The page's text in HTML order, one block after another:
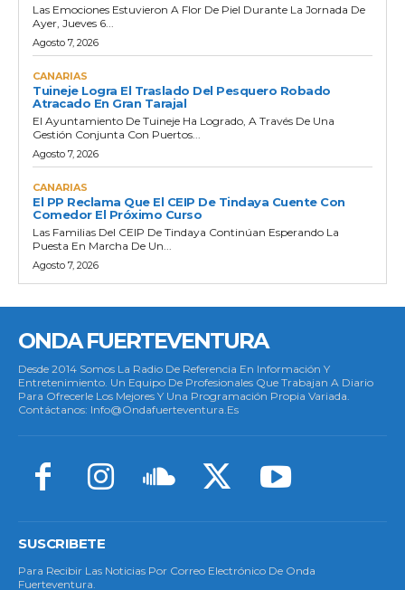
Las Emociones Estuvieron A Flor De Piel Durante La Jornada De
Ayer, Jueves 6...
Agosto 7, 2026
CANARIAS
Tuineje Logra El Traslado Del Pesquero Robado
Atracado En Gran Tarajal
El Ayuntamiento De Tuineje Ha Logrado, A Través De Una
Gestión Conjunta Con Puertos...
Agosto 7, 2026
CANARIAS
El PP Reclama Que El CEIP De Tindaya Cuente Con
Comedor El Próximo Curso
Las Familias Del CEIP De Tindaya Continúan Esperando La
Puesta En Marcha De Un...
Agosto 7, 2026
ONDA FUERTEVENTURA
Desde 2014 Somos La Radio De Referencia En Información Y
Entretenimiento. Un Equipo De Profesionales Que Trabajan A Diario
Para Ofrecerle Los Mejores Y Una Programación Propia Variada.
Contáctanos: Info@ondafuerteventura.es
SUSCRIBETE
Para Recibir Las Noticias Por Correo Electrónico De Onda
Fuerteventura.